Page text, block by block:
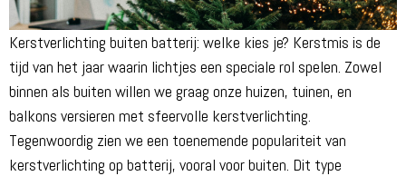
Kerstverlichting buiten batterij: welke kies je? Kerstmis is de
tijd van het jaar waarin lichtjes een speciale rol spelen. Zowel
binnen als buiten willen we graag onze huizen, tuinen, en
balkons versieren met sfeervolle kerstverlichting.
Tegenwoordig zien we een toenemende populariteit van
kerstverlichting op batterij, vooral voor buiten. Dit type